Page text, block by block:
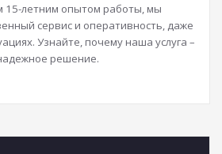
15-летним опытом работы, мы
сервис и оперативность, даже
Узнайте, почему наша услуга –
решение.